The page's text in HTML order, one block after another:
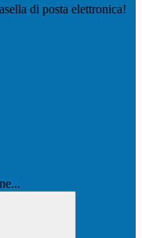
di posta elettronica!